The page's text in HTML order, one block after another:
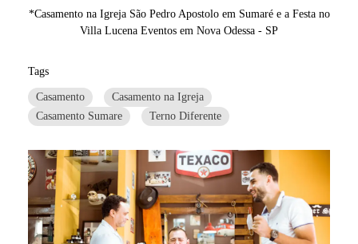
*Casamento na Igreja São Pedro Apostolo em Sumaré e a Festa no
Villa Lucena Eventos em Nova Odessa - SP
Tags
Casamento
Casamento na Igreja
Casamento Sumare
Terno Diferente